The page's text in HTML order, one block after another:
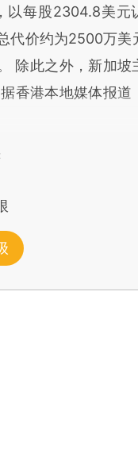
以每股2304.8美元
代价约为2500万美
除此之外，新加坡
香港本地媒体报道